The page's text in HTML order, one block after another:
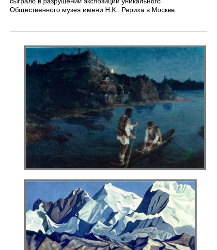
Общественного музея имени Н.К.. Рериха в Москве.